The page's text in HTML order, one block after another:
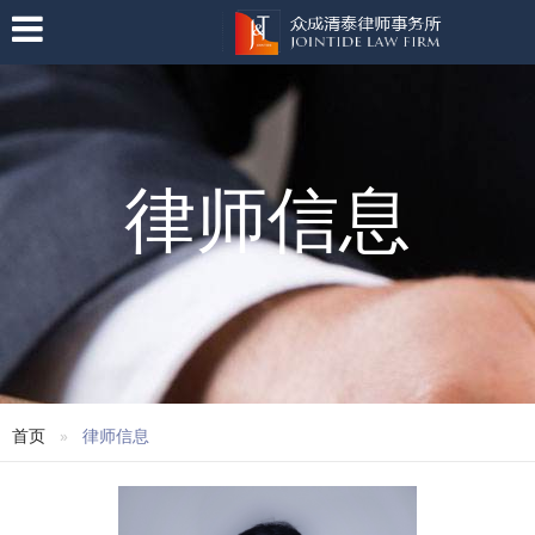
律师信息
首页 律师信息